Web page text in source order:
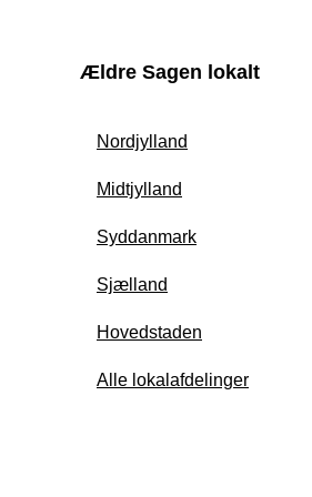
Ældre Sagen lokalt
Nordjylland
Midtjylland
Syddanmark
Sjælland
Hovedstaden
Alle lokalafdelinger